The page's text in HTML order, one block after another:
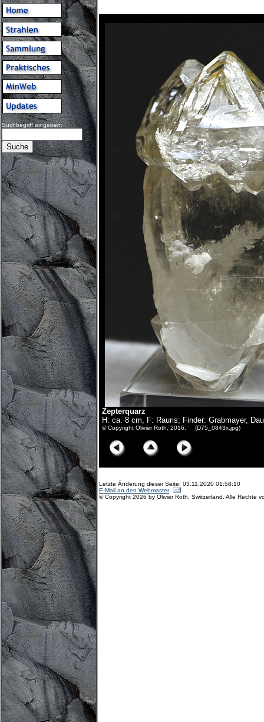
Suchbegriff eingeben:
Zepterquarz
H: ca. 8 cm, F: Rauris; Finder: Grabmayer,
© Copyright Olivier Roth, 2016. (D75_0843x.jpg)
Letzte Änderung dieser Seite: 03.11.2020 01:58:10
E-Mail an den Webmaster
© Copyright 2026 by Olivier Roth, Switzerland. Alle Rechte